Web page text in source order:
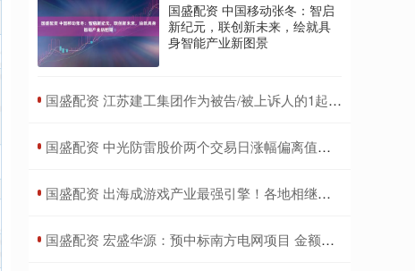
国盛配资 中国移动张冬：智启
新纪元，联创新未来，绘就具
身智能产业新图景
​国盛配资 江苏建工集团作为被告/被上诉人的1起涉及劳动争议的诉讼将于2025年7月15日开庭
​国盛配资 中光防雷股价两个交易日涨幅偏离值达43.98%
​国盛配资 出海成游戏产业最强引擎！各地相继出台支持政策 这些厂商走在前列
​国盛配资 宏盛华源：预中标南方电网项目 金额约11.27亿元